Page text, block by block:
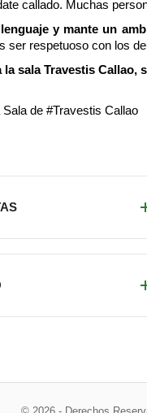
callado. Muchas
y mante un
ser respetuoso con los
la sala Travestis Callao,
Sala de #Travestis Callao